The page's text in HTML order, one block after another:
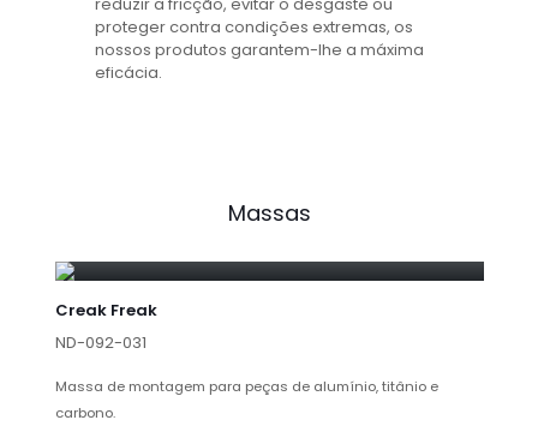
proteger contra condições extremas, os
nossos produtos garantem-lhe a máxima
eficácia.
Massas
Creak Freak
ND-092-031
Massa de montagem para peças de alumínio, titânio e
carbono.